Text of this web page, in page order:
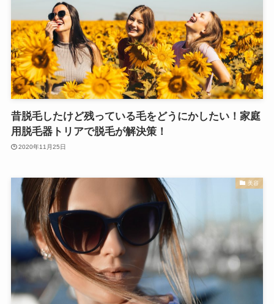
昔脱毛したけど残っている毛をどうにかしたい！家庭
用脱毛器トリアで脱毛が解決策！
2020年11月25日
美容